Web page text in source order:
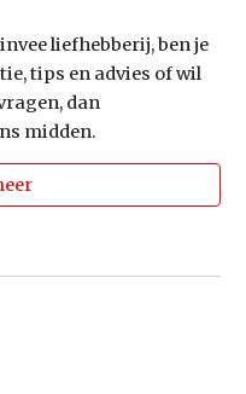
liefhebberij, ben je
tips en advies of wil
dan
midden.